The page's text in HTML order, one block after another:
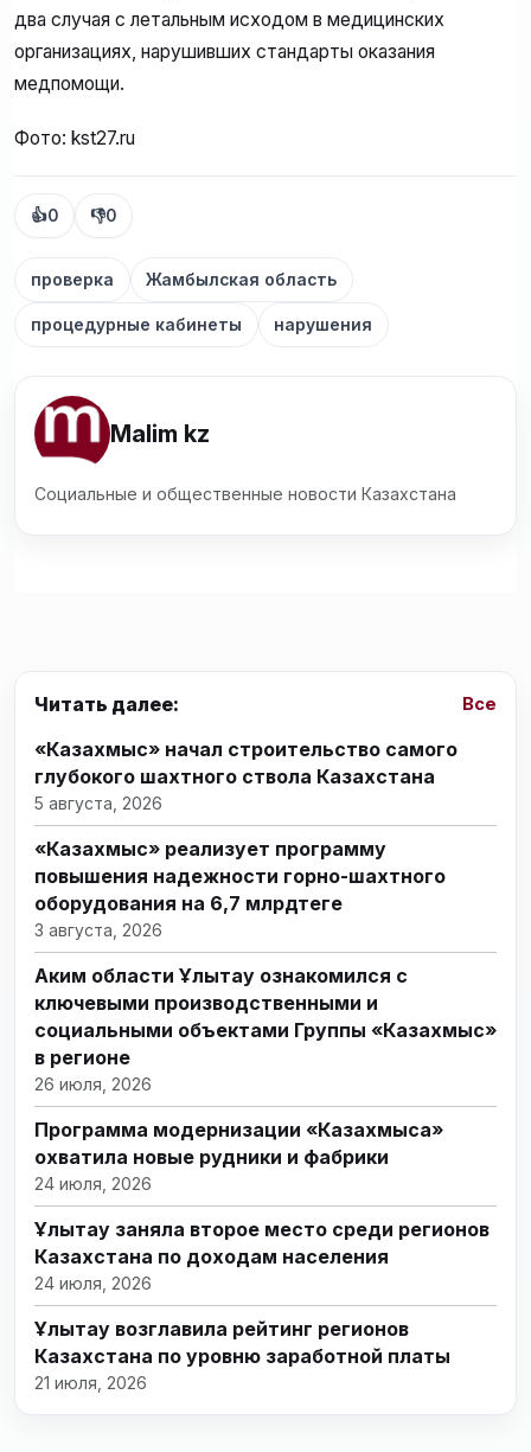
два случая с летальным исходом в медицинских
организациях, нарушивших стандарты оказания
медпомощи.
Фото: kst27.ru
👍0 👎0
проверка Жамбылская область
процедурные кабинеты нарушения
Malim kz
Социальные и общественные новости Казахстана
Читать далее: Все
«Казахмыс» начал строительство самого
глубокого шахтного ствола Казахстана
5 августа, 2026
«Казахмыс» реализует программу
повышения надежности горно-шахтного
оборудования на 6,7 млрдтеңге
3 августа, 2026
Аким области Ұлытау ознакомился с
ключевыми производственными и
социальными объектами Группы «Казахмыс»
в регионе
26 июля, 2026
Программа модернизации «Казахмыса»
охватила новые рудники и фабрики
24 июля, 2026
Ұлытау заняла второе место среди регионов
Казахстана по доходам населения
24 июля, 2026
Ұлытау возглавила рейтинг регионов
Казахстана по уровню заработной платы
21 июля, 2026